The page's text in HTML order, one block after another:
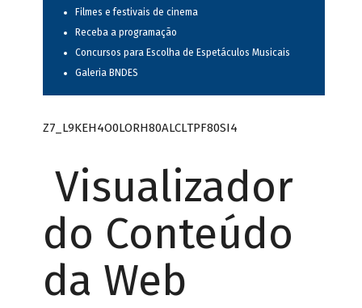
Filmes e festivais de cinema
Receba a programação
Concursos para Escolha de Espetáculos Musicais
Galeria BNDES
Z7_L9KEH4O0LORH80ALCLTPF80SI4
Visualizador
do Conteúdo
da Web